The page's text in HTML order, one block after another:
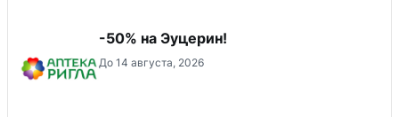
-50% на Эуцерин!
До 14 августа, 2026